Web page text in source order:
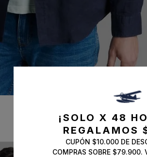
ESSENTIAL
¡SOLO X 48
REGALAMOS
CUPÓN $10.000 DE
COMPRAS SOBRE $79.900.